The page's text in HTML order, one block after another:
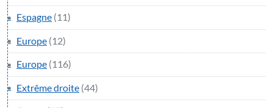
Espagne (11)
Europe (12)
Europe (116)
Extrême droite (44)